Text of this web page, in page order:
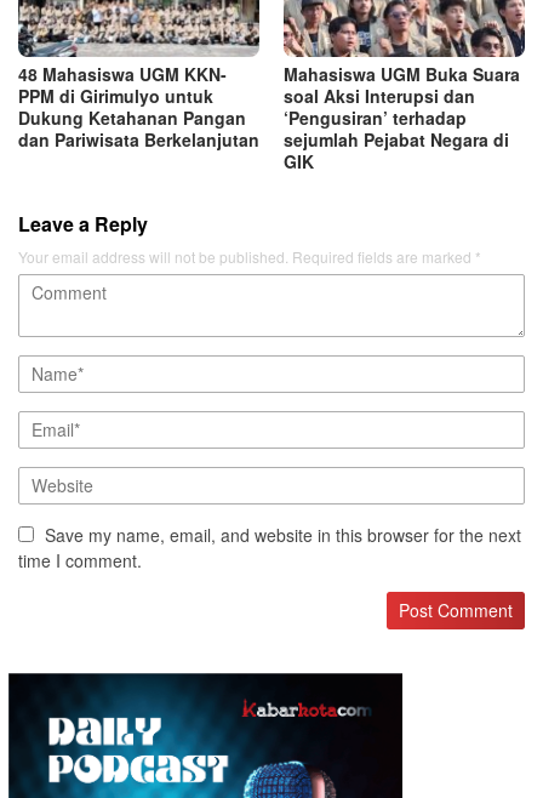
48 Mahasiswa UGM KKN-
PPM di Girimulyo untuk
Dukung Ketahanan Pangan
dan Pariwisata Berkelanjutan
Mahasiswa UGM Buka Suara
soal Aksi Interupsi dan
‘Pengusiran’ terhadap
sejumlah Pejabat Negara di
GIK
Leave a Reply
Your email address will not be published. Required fields are marked *
Save my name, email, and website in this browser for the next
time I comment.